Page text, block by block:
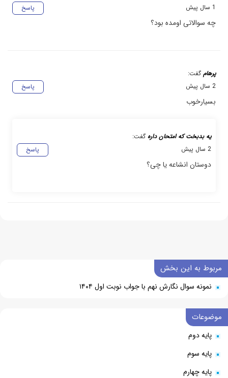
پاسخ
1 سال پیش
چه سوالاتی اومده بود؟
پرهام گفت:
پاسخ
2 سال پیش
بسیارخوب
یه بدبخت که امتحان داره گفت:
پاسخ
2 سال پیش
دوستان انشاعه یا چی؟
مربوط به این بخش
نمونه سوال نگارش نهم با جواب نوبت اول ۱۴۰۴
موضوعات
پایه دوم
پایه سوم
پایه چهارم